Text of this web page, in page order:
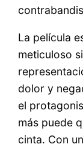
La película
meticuloso
dolor y
el
más puede
cinta. Con